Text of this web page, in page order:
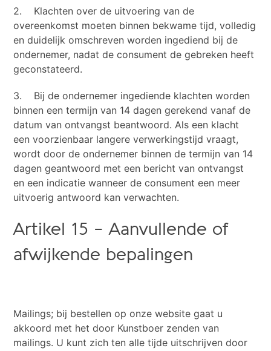
2. Klachten over de uitvoering van de
overeenkomst moeten binnen bekwame tijd, volledig
en duidelijk omschreven worden ingediend bij de
ondernemer, nadat de consument de gebreken heeft
geconstateerd.
3. Bij de ondernemer ingediende klachten worden
binnen een termijn van 14 dagen gerekend vanaf de
datum van ontvangst beantwoord. Als een klacht
een voorzienbaar langere verwerkingstijd vraagt,
wordt door de ondernemer binnen de termijn van 14
dagen geantwoord met een bericht van ontvangst
en een indicatie wanneer de consument een meer
uitvoerig antwoord kan verwachten.
Artikel 15 – Aanvullende of
afwijkende bepalingen
Mailings; bij bestellen op onze website gaat u
akkoord met het door Kunstboer zenden van
mailings. U kunt zich ten alle tijde uitschrijven door